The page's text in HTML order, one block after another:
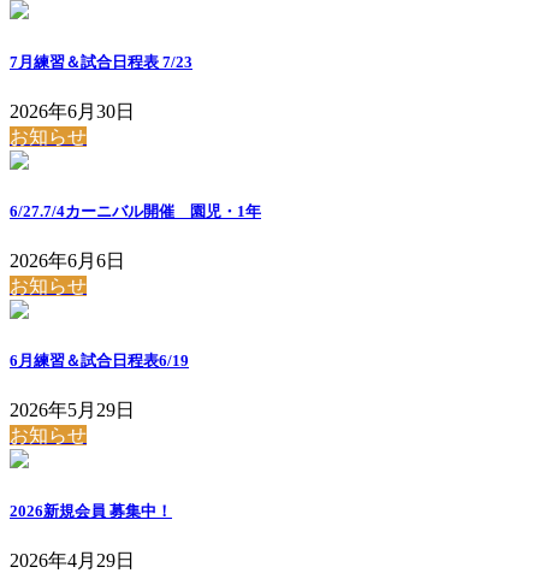
7月練習＆試合日程表 7/23
2026年6月30日
お知らせ
6/27.7/4カーニバル開催 園児・1年
2026年6月6日
お知らせ
6月練習＆試合日程表6/19
2026年5月29日
お知らせ
2026新規会員 募集中！
2026年4月29日